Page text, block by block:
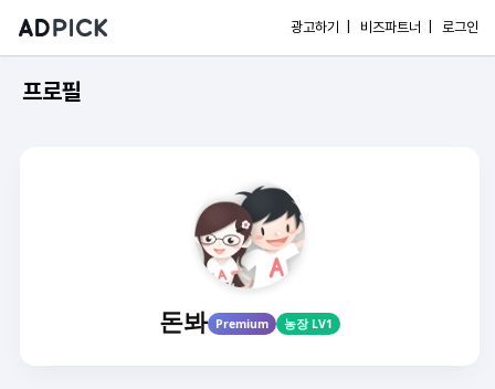
광고하기 | 비즈파트너 | 로그인
프로필
돈봐 Premium 농장 LV1